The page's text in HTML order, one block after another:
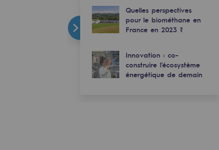
Quelles perspectives
pour le biométhane en
France en 2023 ?
Innovation : co-
construire l’écosystème
énergétique de demain